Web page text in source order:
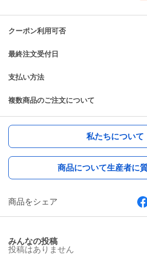
クーポン利用可否
最終注文受付日
支払い方法
複数商品のご注文について
私たちについて
商品について生産者に
商品をシェア
みんなの投稿
投稿はありません